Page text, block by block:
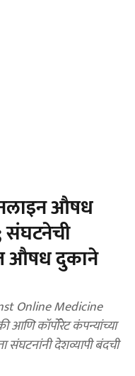
औषध
संघटनेची
औषध दुकाने
Online Medicine
कॉर्पोरेट कंपन्यांच्या
संघटनांनी देशव्यापी बंदची